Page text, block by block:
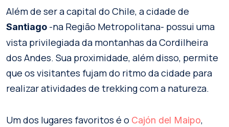
Além de ser a capital do Chile, a cidade de
Santiago -na Região Metropolitana- possui uma
vista privilegiada da montanhas da Cordilheira
dos Andes. Sua proximidade, além disso, permite
que os visitantes fujam do ritmo da cidade para
realizar atividades de trekking com a natureza.
Um dos lugares favoritos é o Cajón del Maipo,